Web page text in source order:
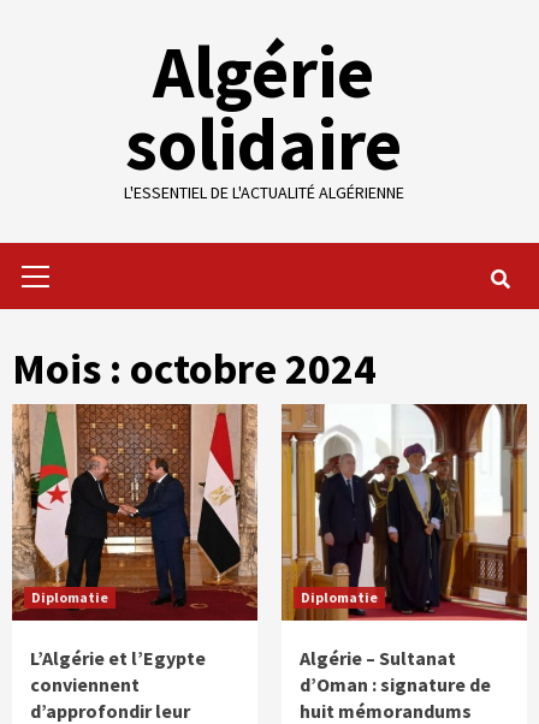
Algérie
solidaire
L'ESSENTIEL DE L'ACTUALITÉ ALGÉRIENNE
Menu
Mois : octobre 2024
Diplomatie
L’Algérie et l’Egypte
conviennent
d’approfondir leur
Diplomatie
Algérie – Sultanat
d’Oman : signature de
huit mémorandums